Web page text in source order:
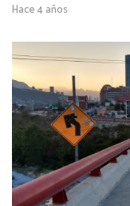
Hace 4 años